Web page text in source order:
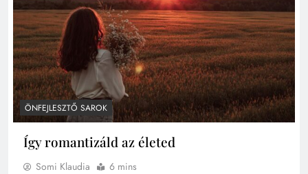
ÖNFEJLESZTŐ SAROK
Így romantizáld az életed
Somi Klaudia 6 mins